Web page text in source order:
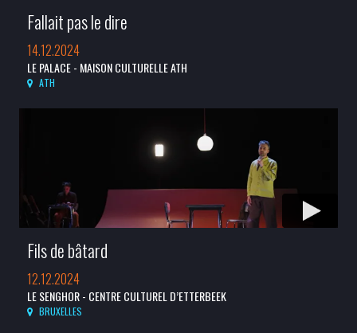
Fallait pas le dire
14.12.2024
LE PALACE - MAISON CULTURELLE ATH
ATH
Fils de bâtard
12.12.2024
LE SENGHOR - CENTRE CULTUREL D’ETTERBEEK
BRUXELLES